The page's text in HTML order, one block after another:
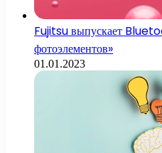
Fujitsu выпускает
фотоэлементов»
01.01.2023